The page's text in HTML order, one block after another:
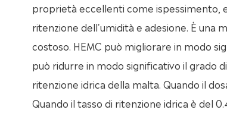
proprietà eccellenti come ispessimento,
ritenzione dell'umidità e adesione. È una
costoso. HEMC può migliorare in modo
può ridurre in modo significativo il grado
ritenzione idrica della malta. Quando il
Quando il tasso di ritenzione idrica è del